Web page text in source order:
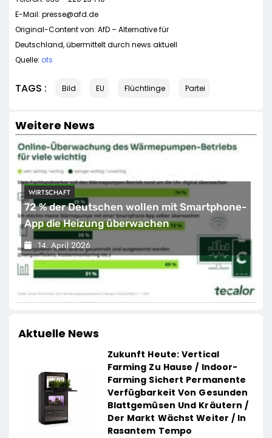
E-Mail: presse@afd.de
Original-Content von: AfD – Alternative für
Deutschland, übermittelt durch news aktuell
Quelle: ots
TAGS : Bild EU Flüchtlinge Partei
Weitere News
WIRTSCHAFT
72 % der Deutschen wollen mit Smartphone-
App die Heizung überwachen
14. April 2026
Aktuelle News
Zukunft Heute: Vertical
Farming Zu Hause / Indoor-
Farming Sichert Permanente
Verfügbarkeit Von Gesunden
Blattgemüsen Und Kräutern /
Der Markt Wächst Weiter / In
Rasantem Tempo